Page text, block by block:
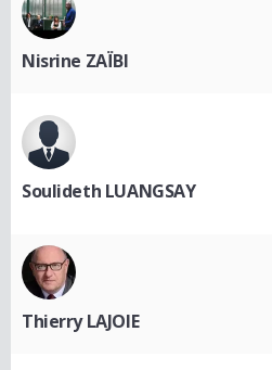
Nisrine ZAÏBI
Soulideth LUANGSAY
Thierry LAJOIE